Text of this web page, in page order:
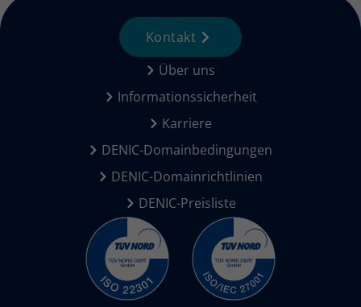
Über uns
Informationssicherheit
Karriere
DENIC-Domainbedingungen
DENIC-Domainrichtlinien
DENIC-Preisliste
Kontakt